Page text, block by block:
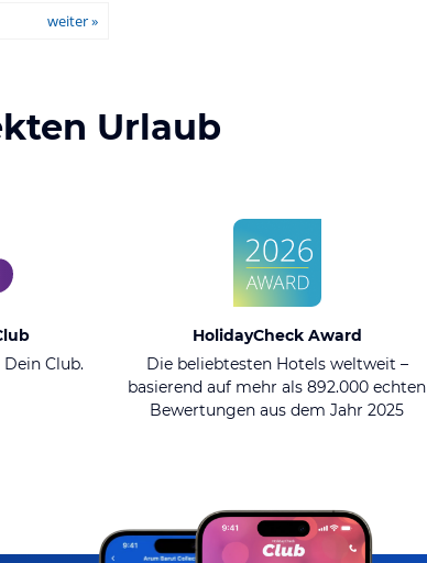
weiter »
Urlaub
Club.
HolidayCheck Award
Die beliebtesten Hotels weltweit –
basierend auf mehr als 892.000 echten
Bewertungen aus dem Jahr 2025